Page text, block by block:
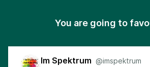
You are going to
Im Spektrum @imspektrum